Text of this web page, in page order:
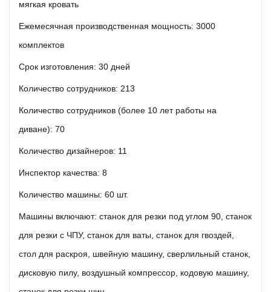
мягкая кровать
Ежемесячная производственная мощность: 3000
комплектов
Срок изготовления: 30 дней
Количество сотрудников: 213
Количество сотрудников (более 10 лет работы на
диване): 70
Количество дизайнеров: 11
Инспектор качества: 8
Количество машины: 60 шт.
Машины включают: станок для резки под углом 90, станок
для резки с ЧПУ, станок для ваты, станок для гвоздей,
стол для раскроя, швейную машину, сверлильный станок,
дисковую пилу, воздушный компрессор, кодовую машину,